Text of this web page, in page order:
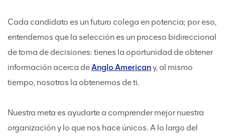
Cada candidato es un futuro colega en potencia; por eso,
entendemos que la selección es un proceso bidireccional
de toma de decisiones: tienes la oportunidad de obtener
información acerca deAnglo Americany, al mismo
tiempo, nosotros la obtenemos de ti.
Nuestra meta es ayudarte a comprender mejor nuestra
organización y lo que nos hace únicos. A lo largo del